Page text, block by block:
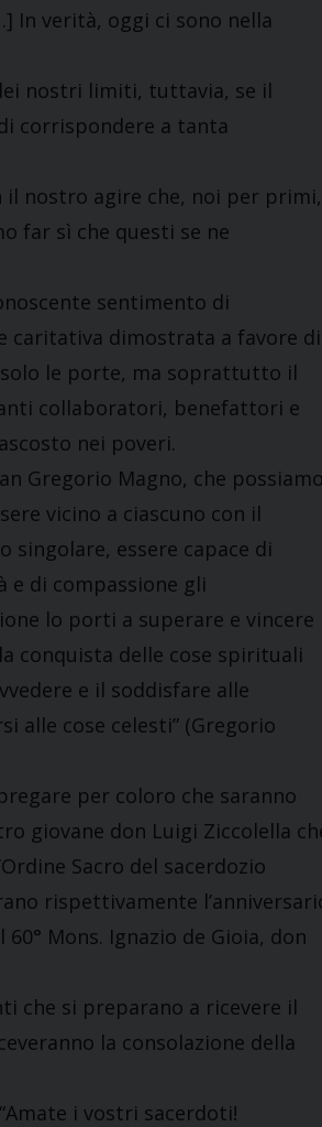
In verità, oggi ci sono nella
nostri limiti, tuttavia, se il
corrispondere a tanta
il nostro agire che, noi per primi,
far sì che questi se ne
sentimento di
caritativa dimostrata a favore di
le porte, ma soprattutto il
collaboratori, benefattori e
nei poveri.
Gregorio Magno, che
vicino a ciascuno con il
singolare, essere capace di
e di compassione gli
lo porti a superare e vincere
conquista delle cose spirituali
e il soddisfare alle
alle cose celesti” (Gregorio
per coloro che saranno
giovane don Luigi Ziccolella
Sacro del sacerdozio
rispettivamente
Mons. Ignazio de Gioia, don
che si preparano a ricevere il
la consolazione della
i vostri sacerdoti!